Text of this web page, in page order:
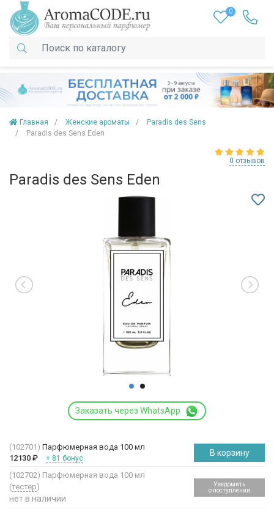
0
Главная Женские ароматы
Paradis des Sens
Paradis des Sens Eden
0 отзывов
Paradis des Sens Eden
Заказать через WhatsApp
(102701) Парфюмерная вода 100 мл
12130 ₽ + 81 бонус
В корзину
(102702) Парфюмерная вода 100 мл
(тестер)
нет в наличии
Уведомить
о поступлении